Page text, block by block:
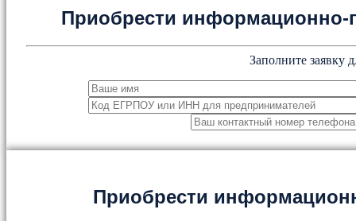
Приобрести
Заполните заявку
Приобрести